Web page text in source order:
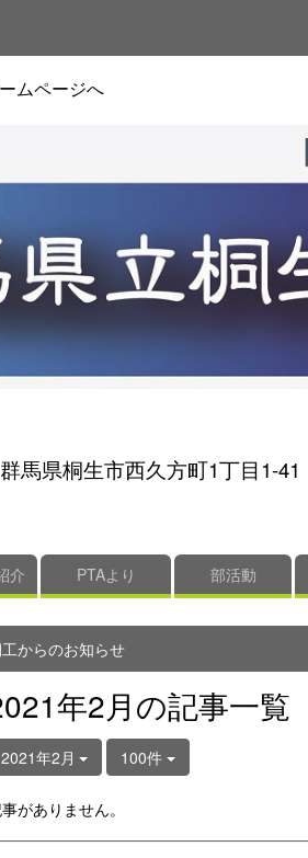
ムページへ
馬県桐生市西久方町1丁目1-41
介 PTAより 部活動
からのお知らせ
年2月の記事一覧
2021年2月 100件
がありません。